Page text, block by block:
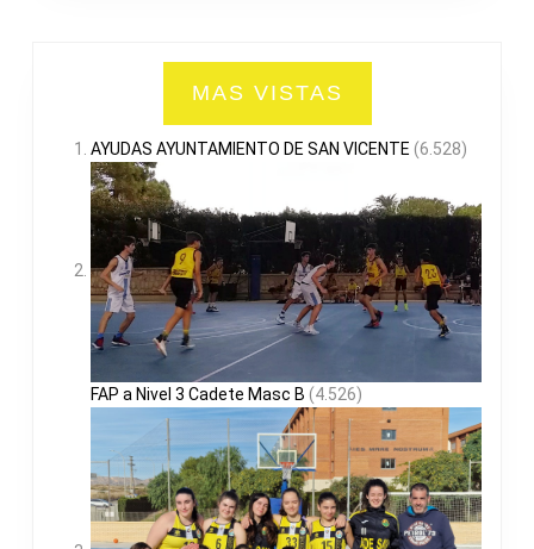
MAS VISTAS
AYUDAS AYUNTAMIENTO DE SAN VICENTE (6.528)
FAP a Nivel 3 Cadete Masc B (4.526)